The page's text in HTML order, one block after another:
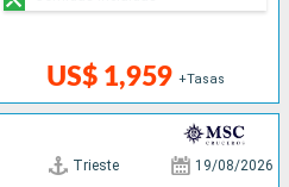
US$ 1,959 +Tasas
Trieste 19/08/2026